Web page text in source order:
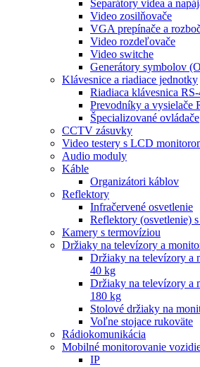
Separátory videa a
Video zosilňovače
VGA prepínače a
Video rozdeľovače
Video switche
Generátory symbolov
Klávesnice a riadiace jednotky
Riadiaca klávesnica
Prevodníky a vysielače
Špecializované ovládače
CCTV zásuvky
Video testery s LCD
Audio moduly
Káble
Organizátori káblov
Reflektory
Infračervené osvetlenie
Reflektory (osvetlenie)
Kamery s termovíziou
Držiaky na televízory a
Držiaky na televízory a
40 kg
Držiaky na televízory a
180 kg
Stolové držiaky na
Voľne stojace rukoväte
Rádiokomunikácia
Mobilné monitorovanie
IP